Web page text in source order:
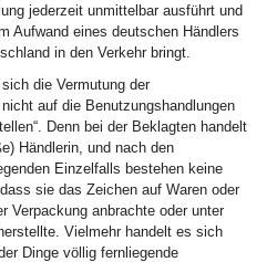
jederzeit unmittelbar ausführt und
Aufwand eines deutschen Händlers
in den Verkehr bringt.
die Vermutung der
auf die Benutzungshandlungen
Denn bei der Beklagten handelt
Händlerin, und nach den
Einzelfalls bestehen keine
sie das Zeichen auf Waren oder
Verpackung anbrachte oder unter
Vielmehr handelt es sich
Dinge völlig fernliegende